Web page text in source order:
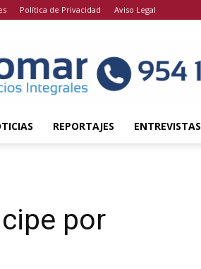
Política de Privacidad Aviso Legal
REPORTAJES ENTREVISTAS
por